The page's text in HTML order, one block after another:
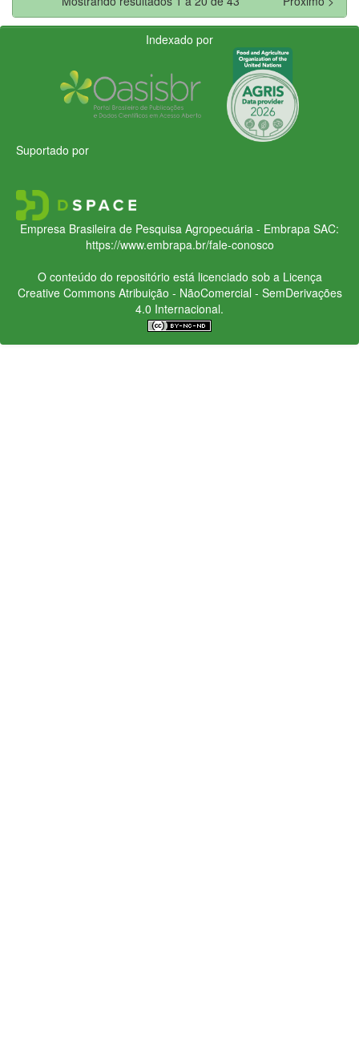
Indexado por
Suportado por
Empresa Brasileira de Pesquisa Agropecuária - Embrapa SAC:
https://www.embrapa.br/fale-conosco
O conteúdo do repositório está licenciado sob a Licença
Creative CommonsAtribuição - NãoComercial - SemDerivações
4.0 Internacional.